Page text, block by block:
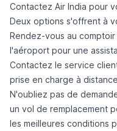
Contactez Air India pour
Deux options s'offrent à
Rendez-vous au
l'aéroport pour une
Contactez le service
prise en charge à
N'oubliez pas de
un vol de remplacement
les meilleures conditions